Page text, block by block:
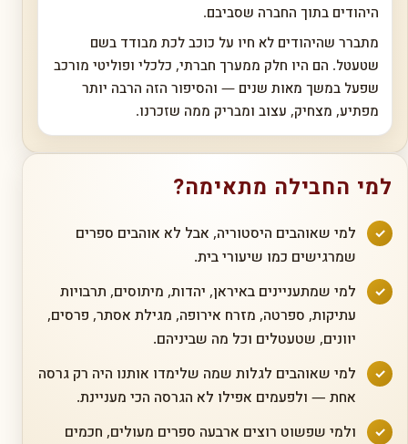
היהודים בתוך החברה שסביבם.
מתברר שהיהודים לא חיו על כוכב לכת מבודד בשם
שטעטל. הם היו חלק ממערך חברתי, כלכלי ופוליטי מורכב
שפעל במשך מאות שנים — והסיפור הזה הרבה יותר
מפתיע, מצחיק, עצוב ומבריק ממה שזכרנו.
למי החבילה מתאימה?
✓
למי שאוהבים היסטוריה, אבל לא אוהבים ספרים
שמרגישים כמו שיעורי בית.
✓
למי שמתעניינים באיראן, יהדות, מיתוסים, תרבויות
עתיקות, ספרטה, מזרח אירופה, מגילת אסתר, פרסים,
יוונים, שטעטלים וכל מה שביניהם.
✓
למי שאוהבים לגלות שמה שלימדו אותנו היה רק גרסה
אחת — ולפעמים אפילו לא הגרסה הכי מעניינת.
✓
ולמי שפשוט רוצים ארבעה ספרים מעולים, חכמים